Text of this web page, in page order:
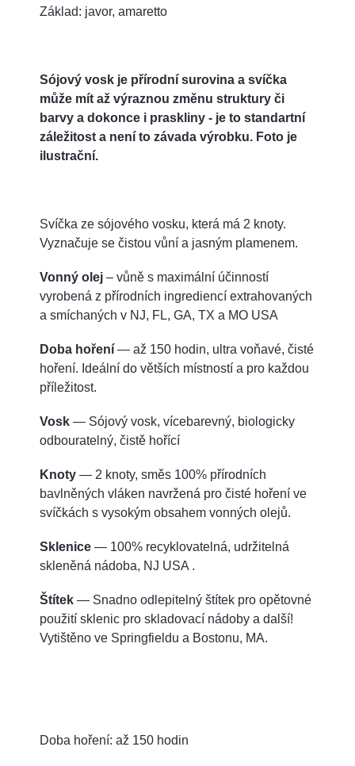
Základ: javor, amaretto
Sójový vosk je přírodní surovina a svíčka
může mít až výraznou změnu struktury či
barvy a dokonce i praskliny - je to standartní
záležitost a není to závada výrobku. Foto je
ilustrační.
Svíčka ze sójového vosku, která má 2 knoty.
Vyznačuje se čistou vůní a jasným plamenem.
Vonný olej – vůně s maximální účinností
vyrobená z přírodních ingrediencí extrahovaných
a smíchaných v NJ, FL, GA, TX a MO USA
Doba hoření — až 150 hodin, ultra voňavé, čisté
hoření. Ideální do větších místností a pro každou
příležitost.
Vosk — Sójový vosk, vícebarevný, biologicky
odbouratelný, čistě hořící
Knoty — 2 knoty, směs 100% přírodních
bavlněných vláken navržená pro čisté hoření ve
svíčkách s vysokým obsahem vonných olejů.
Sklenice — 100% recyklovatelná, udržitelná
skleněná nádoba, NJ USA .
Štítek — Snadno odlepitelný štítek pro opětovné
použití sklenic pro skladovací nádoby a další!
Vytištěno ve Springfieldu a Bostonu, MA.
Doba hoření: až 150 hodin